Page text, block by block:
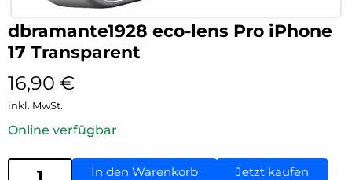
dbramante1928 eco-lens Pro iPhone
17 Transparent
16,90 €
inkl. MwSt.
Online verfügbar
In den Warenkorb Jetzt kaufen